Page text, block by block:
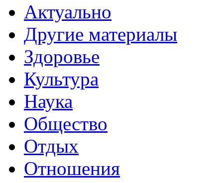
Актуально
Другие материалы
Здоровье
Культура
Наука
Общество
Отдых
Отношения